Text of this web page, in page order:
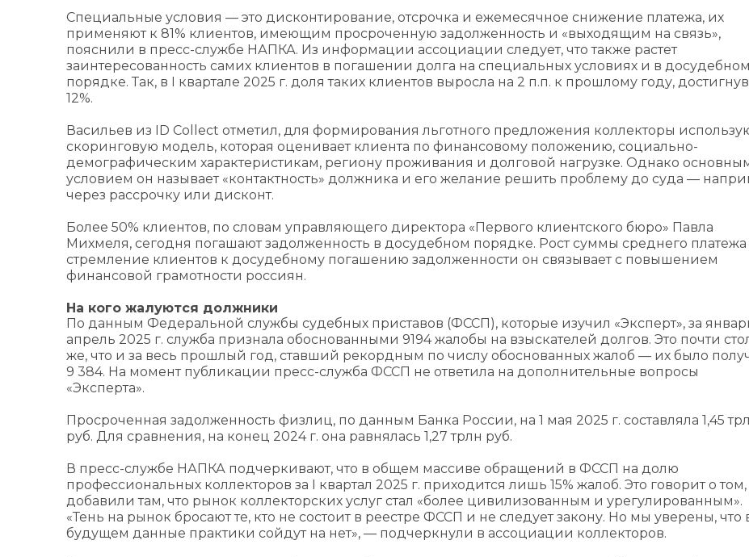
Специальные условия — это дисконтирование, отсрочка и ежемесячное снижение платежа, их
применяют к 81% клиентов, имеющим просроченную задолженность и «‎выходящим на связь»,
пояснили в пресс-службе НАПКА. Из информации ассоциации следует, что также растет
заинтересованность самих клиентов в погашении долга на специальных условиях и в досудебном
порядке. Так, в I квартале 2025 г. доля таких клиентов выросла на 2 п.п. к прошлому году, достигнув
12%.
Васильев из ID Collect отметил, для формирования льготного предложения коллекторы
скоринговую модель, которая оценивает клиента по финансовому положению, социально-
демографическим характеристикам, региону проживания и долговой нагрузке. Однако
условием он называет «контактность» должника и его желание решить проблему до суда —
через рассрочку или дисконт.
Более 50% клиентов, по словам управляющего директора «‎Первого клиентского бюро» Павла
Михмеля, сегодня погашают задолженность в досудебном порядке. Рост суммы среднего платежа
стремление клиентов к досудебному погашению задолженности он связывает с повышением
финансовой грамотности россиян.
На кого жалуются должники
По данным Федеральной службы судебных приставов (ФССП), которые изучил «‎Эксперт», за
апрель 2025 г. служба признала обоснованными 9194 жалобы на взыскателей долгов. Это почти
же, что и за весь прошлый год, ставший рекордным по числу обоснованных жалоб — их было
9 384. На момент публикации пресс-служба ФССП не ответила на дополнительные вопросы
«‎Эксперта».
Просроченная задолженность физлиц, по данным Банка России, на 1 мая 2025 г. составляла 1,45
руб. Для сравнения, на конец 2024 г. она равнялась 1,27 трлн руб.
В пресс-службе НАПКА подчеркивают, что в общем массиве обращений в ФССП на долю
профессиональных коллекторов за I квартал 2025 г. приходится лишь 15% жалоб. Это говорит о том,
добавили там, что рынок коллекторских услуг стал «более цивилизованным и урегулированным».
«‎Тень на рынок бросают те, кто не состоит в реестре ФССП и не следует закону. Но мы уверены, что
будущем данные практики сойдут на нет», — подчеркнули в ассоциации коллекторов.